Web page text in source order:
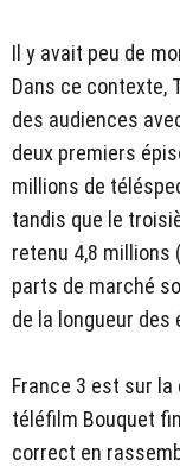
Il y avait peu de
Dans ce contexte,
des audiences
deux premiers
millions de
tandis que le
retenu 4,8 millions
parts de marché
de la longueur des
France 3 est sur
téléfilm Bouquet
correct en